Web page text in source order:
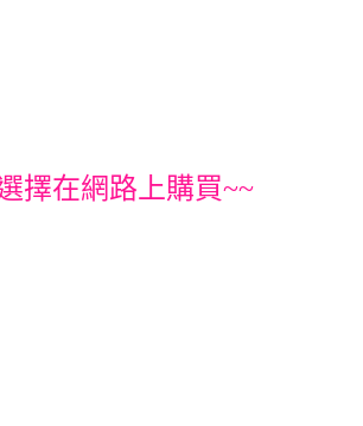
擇在網路上購買~~